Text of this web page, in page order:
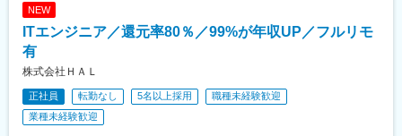
NEW
ITエンジニア／還元率80％／99%が年収UP／フルリモ
有
株式会社ＨＡＬ
正社員 転勤なし 5名以上採用
職種未経験歓迎
業種未経験歓迎